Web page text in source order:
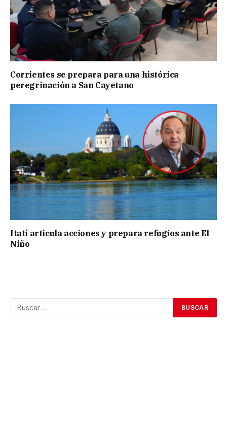
Corrientes se prepara para una histórica
peregrinación a San Cayetano
Itatí articula acciones y prepara refugios ante El
Niño